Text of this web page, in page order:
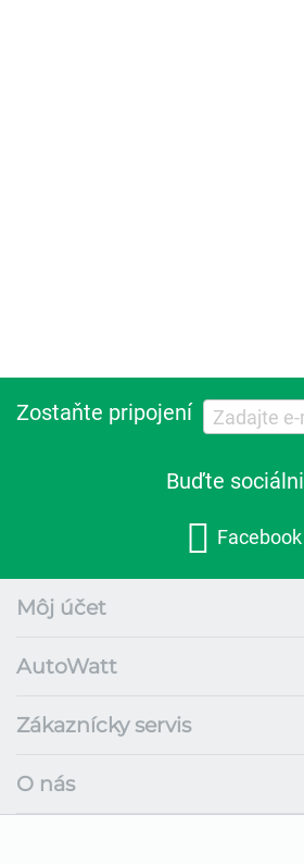
Zostaňte pripojení
Buďte sociálni
Facebook
Môj účet
AutoWatt
Zákaznícky servis
O nás